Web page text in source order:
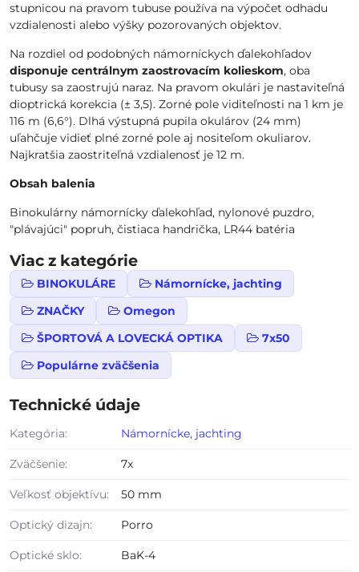
stupnicou na pravom tubuse používa na výpočet odhadu
vzdialenosti alebo výšky pozorovaných objektov.
Na rozdiel od podobných námorníckych ďalekohľadov
disponuje centrálnym zaostrovacím kolieskom, oba
tubusy sa zaostrujú naraz. Na pravom okulári je nastaviteľná
dioptrická korekcia (± 3,5). Zorné pole viditeľnosti na 1 km je
116 m (6,6°). Dlhá výstupná pupila okulárov (24 mm)
uľahčuje vidieť plné zorné pole aj nositeľom okuliarov.
Najkratšia zaostriteľná vzdialenosť je 12 m.
Obsah balenia
Binokulárny námornícky ďalekohľad, nylonové puzdro,
"plávajúci" popruh, čistiaca handrička, LR44 batéria
Viac z kategórie
BINOKULÁRE
Námornícke, jachting
ZNAČKY
Omegon
ŠPORTOVÁ A LOVECKÁ OPTIKA
7x50
Populárne zväčšenia
Technické údaje
Kategória: Námornícke, jachting
Zväčšenie: 7x
Veľkosť objektívu: 50 mm
Optický dizajn: Porro
Optické sklo: BaK-4